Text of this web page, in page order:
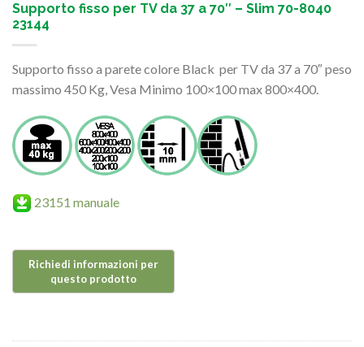
Supporto fisso per TV da 37 a 70″ – Slim 70-8040
23144
Supporto fisso a parete colore Black per TV da 37 a 70″ peso
massimo 450 Kg, Vesa Minimo 100×100 max 800×400.
23151 manuale